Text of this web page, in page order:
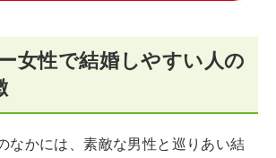
女性で結婚しやすい人の
なかには、素敵な男性と巡りあい結